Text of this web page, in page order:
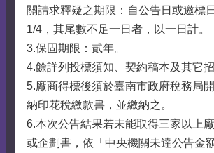
關請求釋疑之期限：自公告日或邀標
1/4，其尾數不足一日者，以一日計。
3.保固期限：貳年。
4.餘詳列投標須知、契約稿本及其它招
5.廠商得標後須於臺南市政府稅務局
納印花稅繳款書，並繳納之。
6.本次公告結果若未能取得三家以上
或企劃書，依「中央機關未達公告金